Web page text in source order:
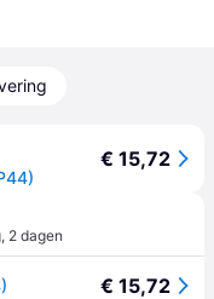
€ 15,72
, 2 dagen
€ 15,72